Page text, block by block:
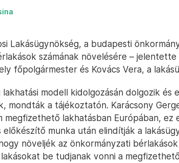
Lakásügynökség, a budapesti
számának növelésére –
főpolgármester és Kovács Vera, a
modell kidolgozásán dolgozik és
mondták a tájékoztatón. Karácsony
megfizethető lakhatásban Európában, ez
munka után elindítják a
növeljék az önkormányzati
be tudjanak vonni a